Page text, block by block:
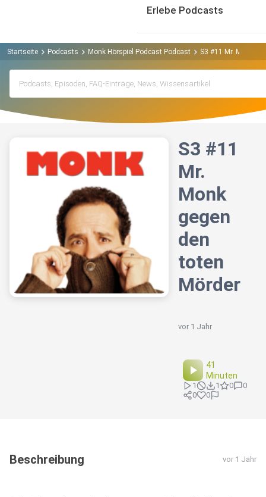
Erlebe Podcasts
Startseite Podcasts Monk Hörspiel Podcast Podcast S3 #11 Mr. Monk
S3 #11
Mr.
Monk
gegen
den
toten
Mörder
vor 1 Jahr
41
Minuten
1 1 0
0
0
0
Beschreibung vor 1 Jahr